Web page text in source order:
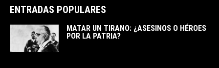
ENTRADAS POPULARES
MATAR UN TIRANO: ¿ASESINOS O HÉROES
POR LA PATRIA?